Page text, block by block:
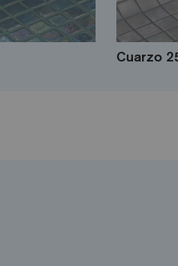
Cuarzo